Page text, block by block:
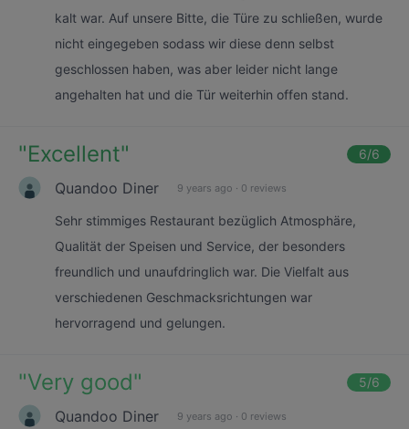
kalt war. Auf unsere Bitte, die Türe zu schließen, wurde
nicht eingegeben sodass wir diese denn selbst
geschlossen haben, was aber leider nicht lange
angehalten hat und die Tür weiterhin offen stand.
"Excellent" 6/6
Quandoo Diner 9 years ago · 0 reviews
Sehr stimmiges Restaurant bezüglich Atmosphäre,
Qualität der Speisen und Service, der besonders
freundlich und unaufdringlich war. Die Vielfalt aus
verschiedenen Geschmacksrichtungen war
hervorragend und gelungen.
"Very good" 5/6
Quandoo Diner 9 years ago · 0 reviews